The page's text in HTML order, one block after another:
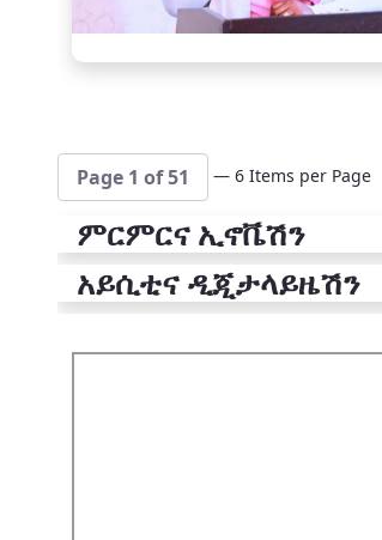
Page 1 of 51 — 6 Items per Page
ምርምርና ኢኖቬሽን
አይሲቲና ዲጂታላይዜሽን